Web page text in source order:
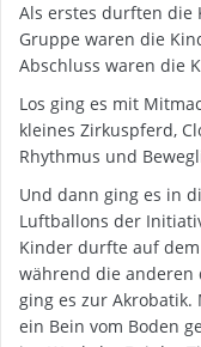
Als erstes durften die
Gruppe waren die
Abschluss waren die
Los ging es mit
kleines Zirkuspferd,
Rhythmus und
Und dann ging es in
Luftballons der
Kinder durfte auf
während die
ging es zur
ein Bein vom Boden